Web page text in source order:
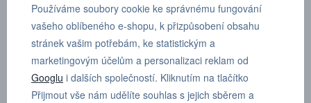
Materiál tělesa: poniklovaná mosaz / PA 66
Materiál uvolňovacího kroužku:PA 66
Materiál těsnění:NBR
Používáme soubory cookie ke správnému fungování
vašeho oblíbeného e-shopu, k přizpůsobení obsahu
stránek vašim potřebám, ke statistickým a
marketingovým účelům a personalizaci reklam od
Googlu i dalších společností. Kliknutím na tlačítko
Přijmout vše nám udělíte souhlas s jejich sběrem a